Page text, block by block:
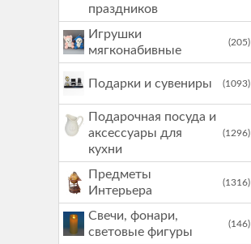
праздников
Игрушки
мягконабивные
(205)
Подарки и сувениры (1093)
Подарочная посуда и
аксессуары для
кухни
(1296)
Предметы
Интерьера
(1316)
Свечи, фонари,
световые фигуры
(146)